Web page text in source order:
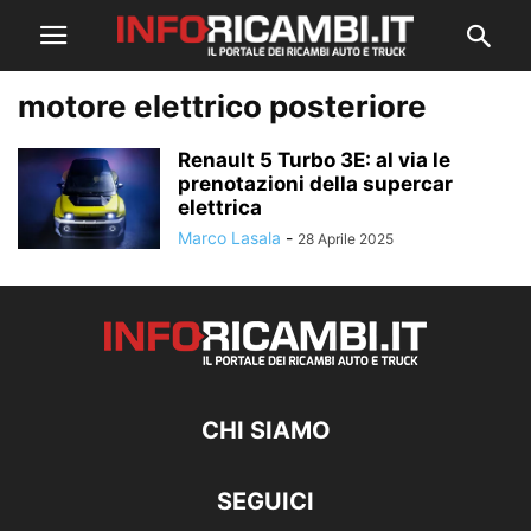
motore elettrico posteriore
Renault 5 Turbo 3E: al via le
prenotazioni della supercar
elettrica
Marco Lasala - 28 Aprile 2025
CHI SIAMO
SEGUICI